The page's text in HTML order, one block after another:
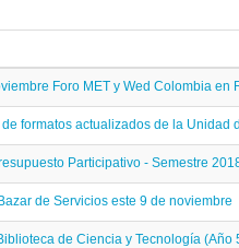
Foro MET y Wed Colombia en
formatos actualizados de la Unidad
Participativo - Semestre
de Servicios este 9 de noviembre
de Ciencia y Tecnología (Año